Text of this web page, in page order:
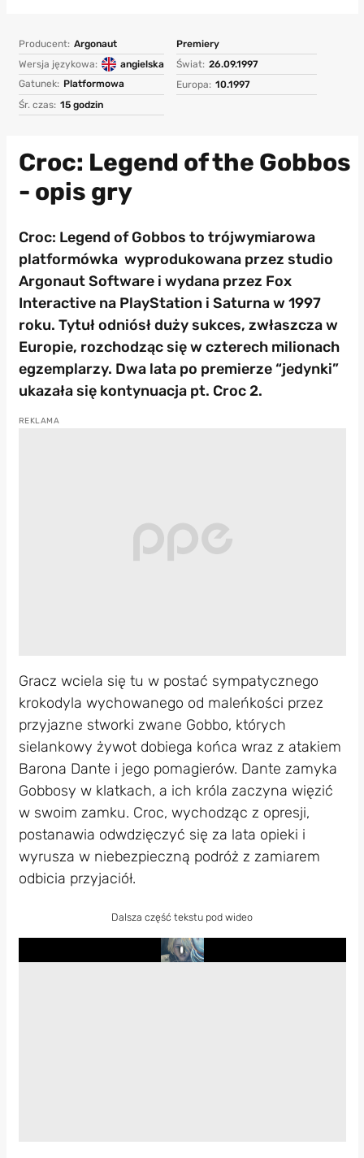
Producent: Argonaut
Wersja językowa:
angielska
Gatunek: Platformowa
Śr. czas: 15 godzin
Premiery
Świat: 26.09.1997
Europa: 10.1997
Croc: Legend of the Gobbos
- opis gry
Croc: Legend of Gobbos to trójwymiarowa
platformówka wyprodukowana przez studio
Argonaut Software i wydana przez Fox
Interactive na PlayStation i Saturna w 1997
roku. Tytuł odniósł duży sukces, zwłaszcza w
Europie, rozchodząc się w czterech milionach
egzemplarzy. Dwa lata po premierze “jedynki”
ukazała się kontynuacja pt. Croc 2.
Gracz wciela się tu w postać sympatycznego
krokodyla wychowanego od maleńkości przez
przyjazne stworki zwane Gobbo, których
sielankowy żywot dobiega końca wraz z atakiem
Barona Dante i jego pomagierów. Dante zamyka
Gobbosy w klatkach, a ich króla zaczyna więzić
w swoim zamku. Croc, wychodząc z opresji,
postanawia odwdzięczyć się za lata opieki i
wyrusza w niebezpieczną podróż z zamiarem
odbicia przyjaciół.
Dalsza część tekstu pod wideo
Play